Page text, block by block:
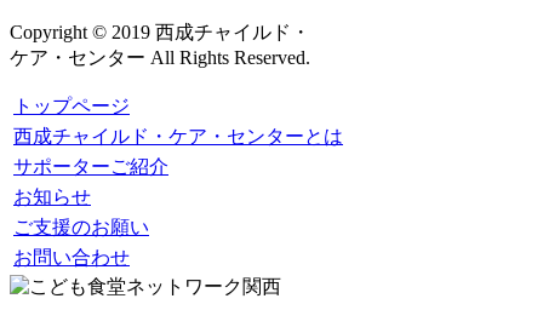
Copyright © 2019 西成チャイルド・
ケア・センター All Rights Reserved.
トップページ
西成チャイルド・ケア・センターとは
サポーターご紹介
お知らせ
ご支援のお願い
お問い合わせ